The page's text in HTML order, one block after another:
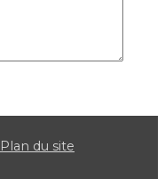
Plan du site